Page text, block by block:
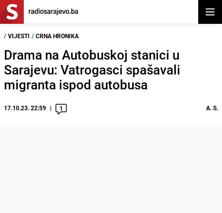
/ VIJESTI / CRNA HRONIKA
Drama na Autobuskoj stanici u
Sarajevu: Vatrogasci spašavali
migranta ispod autobusa
17.10.23. 22:59 1 A. S.